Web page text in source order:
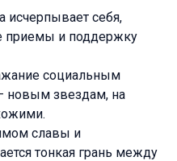
исчерпывает себя,
приемы и поддержку
социальным
новым звездам, на
славы и
тонкая грань между